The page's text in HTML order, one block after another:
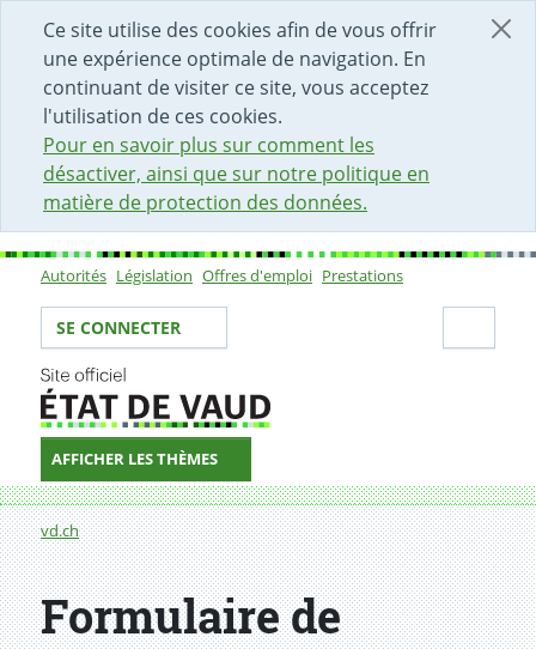
Ce site utilise des cookies afin de vous offrir
une expérience optimale de navigation. En
continuant de visiter ce site, vous acceptez
l'utilisation de ces cookies.
Pour en savoir plus sur comment les
désactiver, ainsi que sur notre politique en
matière de protection des données.
DÉBUT DU CONTENU DE LA PAGE
ACCÈS AU CHAMP DE RECHERCHE
PAGE D'ACCUEIL
FORMULAIRE DE CONTACT
Sous-navigation
Autorités Législation Offres d'emploi Prestations
Votre identité
SE CONNECTER
AFFICHER LES THÈMES
Fil d'Ariane
vd.ch
Formulaire de contact
Formulaire de